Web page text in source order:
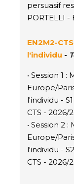
persuasif
PORTELLI -
EN2M2-CTS
l'individu -
• Session 1
Europe/
l'individu -
CTS - 2026/
• Session 2 :
Europe/
l'individu -
CTS - 2026/